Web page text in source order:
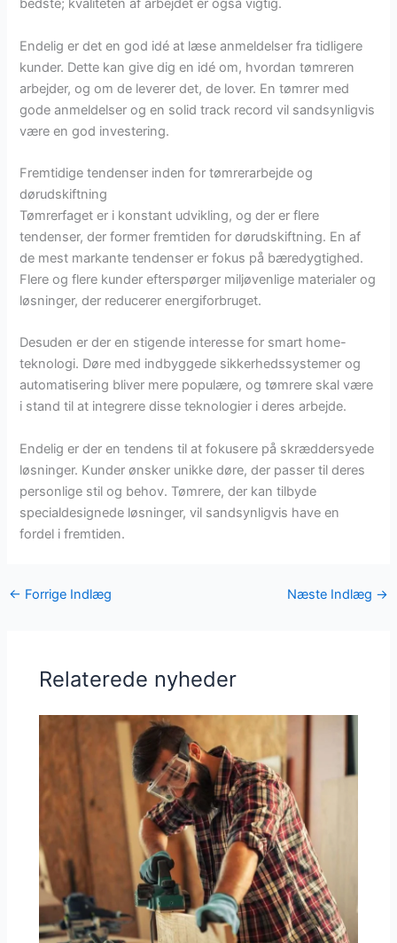
bedste; kvaliteten af arbejdet er også vigtig.
Endelig er det en god idé at læse anmeldelser fra tidligere
kunder. Dette kan give dig en idé om, hvordan tømreren
arbejder, og om de leverer det, de lover. En tømrer med
gode anmeldelser og en solid track record vil sandsynligvis
være en god investering.
Fremtidige tendenser inden for tømrerarbejde og
dørudskiftning
Tømrerfaget er i konstant udvikling, og der er flere
tendenser, der former fremtiden for dørudskiftning. En af
de mest markante tendenser er fokus på bæredygtighed.
Flere og flere kunder efterspørger miljøvenlige materialer og
løsninger, der reducerer energiforbruget.
Desuden er der en stigende interesse for smart home-
teknologi. Døre med indbyggede sikkerhedssystemer og
automatisering bliver mere populære, og tømrere skal være
i stand til at integrere disse teknologier i deres arbejde.
Endelig er der en tendens til at fokusere på skræddersyede
løsninger. Kunder ønsker unikke døre, der passer til deres
personlige stil og behov. Tømrere, der kan tilbyde
specialdesignede løsninger, vil sandsynligvis have en
fordel i fremtiden.
← Forrige Indlæg Næste Indlæg →
Relaterede nyheder